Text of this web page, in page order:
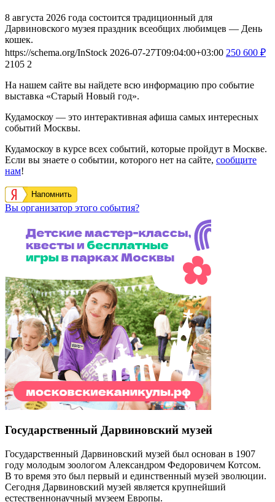
8 августа 2026 года состоится традиционный для
Дарвиновского музея праздник всеобщих любимцев — День
кошек.
https://schema.org/InStock 2026-07-27T09:04:00+03:00 250 600 ₽
2105 2
На нашем сайте вы найдете всю информацию про событие
выставка «Старый Новый год».
Кудамоскоу — это интерактивная афиша самых интересных
событий Москвы.
Кудамоскоу в курсе всех событий, которые пройдут в Москве.
Если вы знаете о событии, которого нет на сайте, сообщите
нам!
Напомнить
Вы организатор этого события?
Государственный Дарвиновский музей
Государственный Дарвиновский музей был основан в 1907
году молодым зоологом Александром Федоровичем Котсом.
В то время это был первый и единственный музей эволюции.
Сегодня Дарвиновский музей является крупнейший
естественнонаучный музеем Европы.